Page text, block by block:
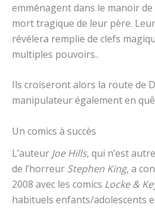
emménagent dans le manoir
mort tragique de leur père.
révélera remplie de clefs
multiples pouvoirs..
Ils croiseront alors la route de
manipulateur également en
Un comics à succès
L’auteur Joe Hills, qui n’est
de l’horreur Stephen King, a
2008 avec les comics Locke &
habituels enfants/adolescents